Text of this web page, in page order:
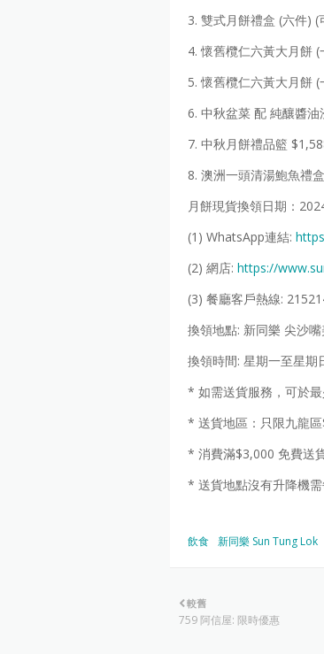
3. 雙式月餅禮盒 (六件)
4. 懷舊欖仁六黃大月餅
5. 懷舊欖仁六黃大月餅
6. 中秋盆菜 配 純釀醬
7. 中秋月餅禮品籃
8. 澳洲一頭清湯鮑魚禮
月餅現貨換領日期：
(1) WhatsApp連結:
(2) 網店: https://
(3) 餐廳客戶熱線:
換領地點: 新同樂 尖沙
換領時間: 星期一至星
* 如需送貨服務，可於
* 送貨地區：只限九龍
* 消費滿$3,000 免費送
* 送貨地點沒有升降機
飲食 新同樂 Sun Tung Lok
較舊
759 阿信屋: 限時優惠